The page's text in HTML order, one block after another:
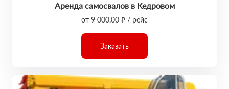
Аренда самосвалов в Кедровом
от 9 000,00 ₽ / рейс
Заказать